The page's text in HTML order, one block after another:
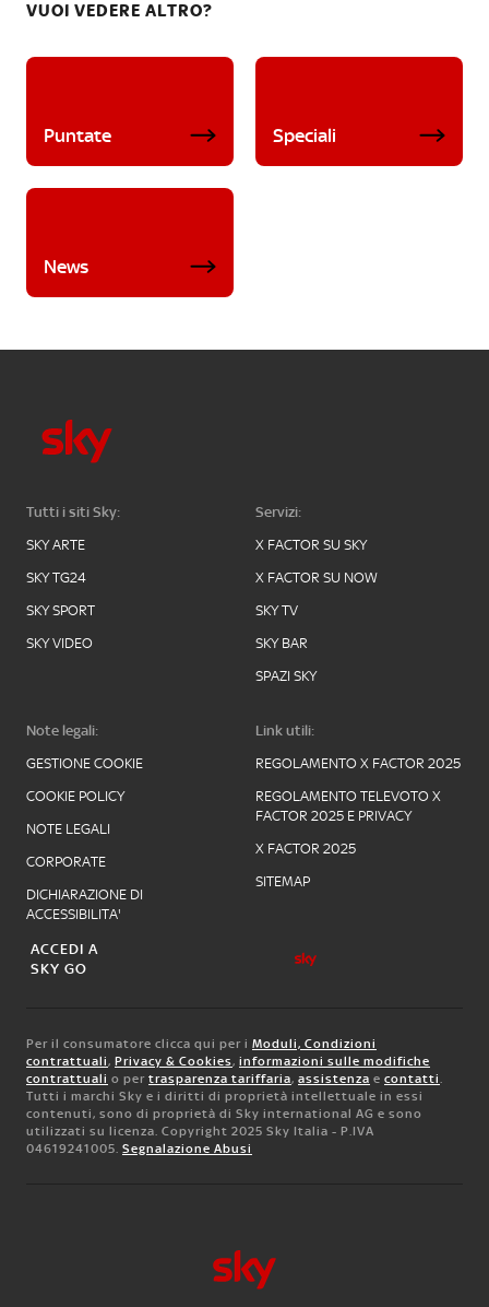
VUOI VEDERE ALTRO?
Puntate Speciali
News
Tutti i siti Sky:
SKY ARTE
SKY TG24
SKY SPORT
SKY VIDEO
Servizi:
X FACTOR SU SKY
X FACTOR SU NOW
SKY TV
SKY BAR
SPAZI SKY
Note legali:
GESTIONE COOKIE
COOKIE POLICY
NOTE LEGALI
CORPORATE
DICHIARAZIONE DI
ACCESSIBILITA'
Link utili:
REGOLAMENTO X FACTOR 2025
REGOLAMENTO TELEVOTO X
FACTOR 2025 E PRIVACY
X FACTOR 2025
SITEMAP
ACCEDI A
SKY GO
Per il consumatore clicca qui per i Moduli, Condizioni
contrattuali, Privacy & Cookies, informazioni sulle modifiche
contrattuali o per trasparenza tariffaria, assistenza e contatti.
Tutti i marchi Sky e i diritti di proprietà intellettuale in essi
contenuti, sono di proprietà di Sky international AG e sono
utilizzati su licenza. Copyright 2025 Sky Italia - P.IVA
04619241005. Segnalazione Abusi